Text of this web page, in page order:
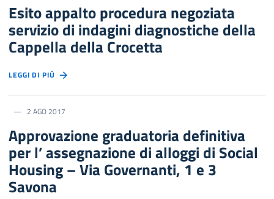
Esito appalto procedura negoziata
servizio di indagini diagnostiche della
Cappella della Crocetta
LEGGI DI PIÙ
2 AGO 2017
Approvazione graduatoria definitiva
per l’ assegnazione di alloggi di Social
Housing – Via Governanti, 1 e 3
Savona